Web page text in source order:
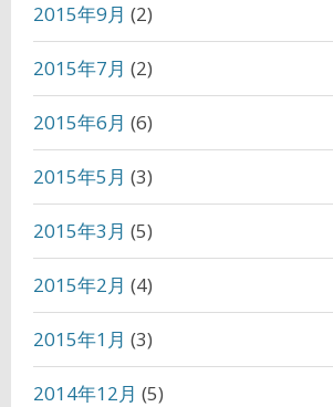
2015年9月 (2)
2015年7月 (2)
2015年6月 (6)
2015年5月 (3)
2015年3月 (5)
2015年2月 (4)
2015年1月 (3)
2014年12月 (5)